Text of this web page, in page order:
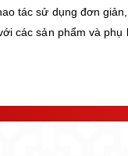
tác sử dụng đơn
các sản phẩm và